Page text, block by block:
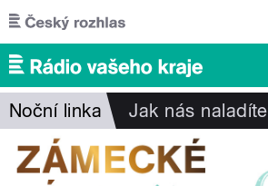
Přejít k hlavnímu obsahu
Noční linka Jak nás naladíte